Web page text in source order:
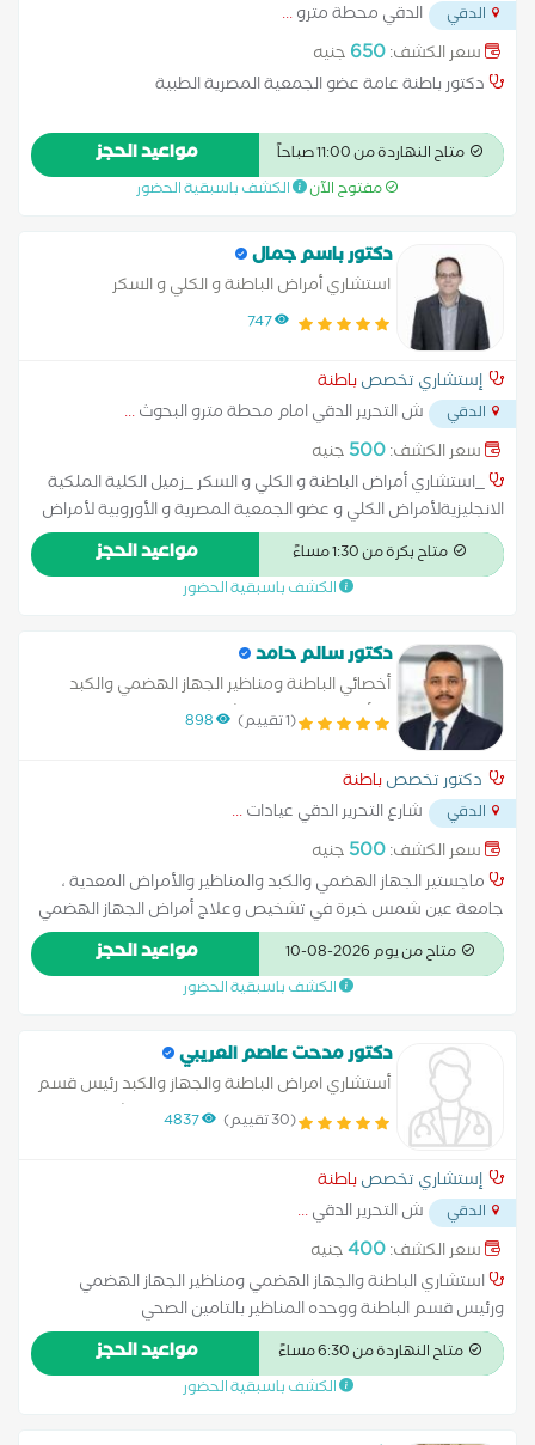
الدقي الدقي محطة مترو...
سعر الكشف:650 جنيه
دكتور باطنة عامة عضو الجمعية المصرية الطبية
متاح النهاردة من 11:00 صباحاً مواعيد الحجز
مفتوح الآن الكشف باسبقية الحضور
دكتور باسم جمال
استشاري أمراض الباطنة و الكلي و السكر
747
إستشاري تخصصباطنة
الدقي ش التحرير الدقي امام محطة مترو البحوث...
سعر الكشف:500 جنيه
_استشاري أمراض الباطنة و الكلي و السكر _زميل الكلية الملكية
الانجليزيةلأمراض الكلي و عضو الجمعية المصرية و الأوروبية لأمراض
الكلي. استشاري مستشفيات الشرطة و جامعة 6 أكتوبر و جامعة
مصر(م.سعاد كفافى ).
متاح بكرة من 1:30 مساءً مواعيد الحجز
الكشف باسبقية الحضور
دكتور سالم حامد
أخصائي الباطنة ومناظير الجهاز الهضمي والكبد
والأمراض المعدية الكشف بالسونار تركيب بالون
(1 تقييم) 898
دكتور تخصصباطنة
الدقي شارع التحرير الدقي عيادات...
سعر الكشف:500 جنيه
ماجستير الجهاز الهضمي والكبد والمناظير والأمراض المعدية ،
جامعة عين شمس خبرة في تشخيص وعلاج أمراض الجهاز الهضمي
والكبد والأمراض المعدية خبرة في مناظير الجهاز الهضمي ( المعدة
والقولون والقنوات المرارية ......إلخ ) عضو الجمعية المصرية لأبحاث
الكبد والجهاز الهضمي
متاح من يوم 2026-08-10 مواعيد الحجز
الكشف باسبقية الحضور
دكتور مدحت عاصم العريبي
أستشاري امراض الباطنة والجهاز والكبد رئيس قسم
(30 تقييم) 4837
إستشاري تخصصباطنة
الدقي ش التحرير الدقي...
سعر الكشف:400جنيه
استشاري الباطنة والجهاز الهضمي ومناظير الجهاز الهضمي
ورئيس قسم الباطنة ووحده المناظير بالتامين الصحي
متاح النهاردة من 6:30 مساءً مواعيد الحجز
الكشف باسبقية الحضور